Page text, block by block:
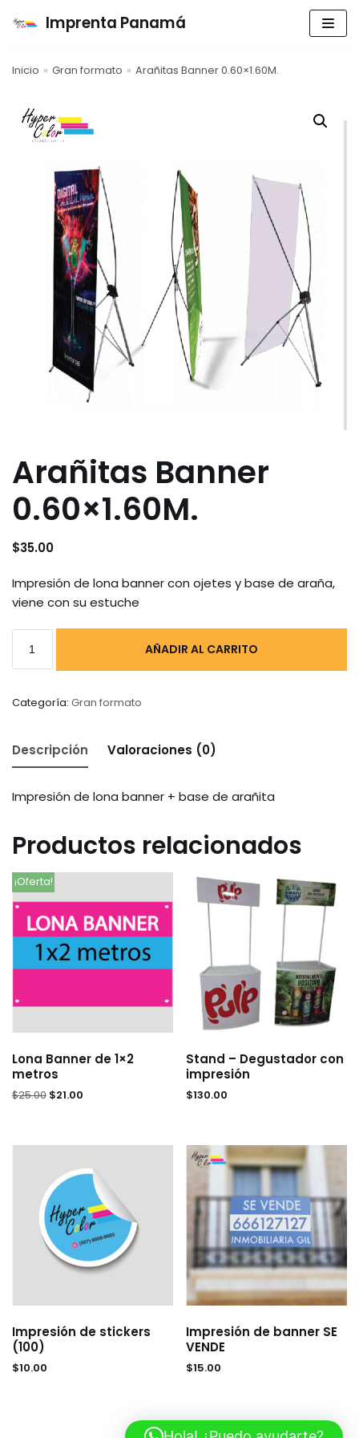
Imprenta Panamá
Inicio » Gran formato » Arañitas Banner 0.60×1.60M.
Arañitas Banner
0.60×1.60M.
$35.00
Impresión de lona banner con ojetes y base de araña,
viene con su estuche
AÑADIR AL CARRITO
Categoría: Gran formato
Descripción Valoraciones (0)
Impresión de lona banner + base de arañita
Productos relacionados
¡Oferta!
Lona Banner de 1×2
metros
$25.00 $21.00
Stand – Degustador con
impresión
$130.00
Impresión de stickers
(100)
$10.00
Impresión de banner SE
VENDE
$15.00